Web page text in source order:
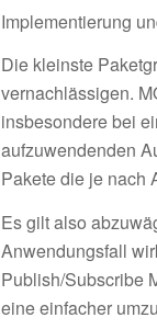
Implementierung
Die kleinste
vernachlässigen.
insbesondere bei
aufzuwendenden
Pakete die je nach
Es gilt also
Anwendungsfall
Publish/Subscribe
eine einfacher